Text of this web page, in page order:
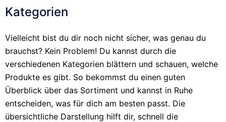
Kategorien
Vielleicht bist du dir noch nicht sicher, was genau du
brauchst? Kein Problem! Du kannst durch die
verschiedenen Kategorien blättern und schauen, welche
Produkte es gibt. So bekommst du einen guten
Überblick über das Sortiment und kannst in Ruhe
entscheiden, was für dich am besten passt. Die
übersichtliche Darstellung hilft dir, schnell die